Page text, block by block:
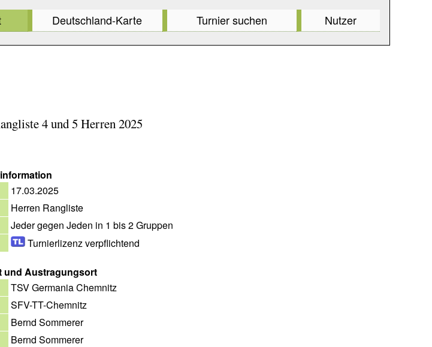
Deutschland-Karte Turnier suchen Nutzer
4 und 5 Herren 2025
17.03.2025
Herren Rangliste
Jeder gegen Jeden in 1 bis 2 Gruppen
Turnierlizenz verpflichtend
und Austragungsort
TSV Germania Chemnitz
SFV-TT-Chemnitz
Bernd Sommerer
Bernd Sommerer